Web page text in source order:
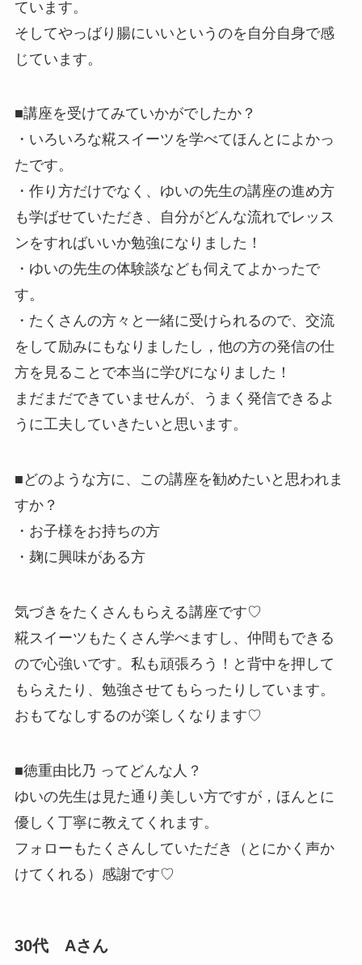
ています。
そしてやっばり腸にいいというのを自分自身で感
じています。
■講座を受けてみていかがでしたか？
・いろいろな糀スイーツを学べてほんとによかっ
たです。
・作り方だけでなく、ゆいの先生の講座の進め方
も学ばせていただき、自分がどんな流れでレッス
ンをすればいいか勉強になりました ！
・ゆいの先生の体験談なども伺えてよかったで
す。
・ たくさんの方々と一緒に受けられるので、交流
をして励みにもな りました し， 他の方の発信の仕
方を見ることで本当に学びになりま した！
まだまだできていませんが、うまく発信できるよ
うに工夫していき たいと思います。
■どのような方に、この講座を勧めたいと思われま
すか？
・お子様をお持ちの方
・麹に興味がある方
気づきをたくさんもらえる講座です♡
糀スイーツもたくさん学べますし、仲間もできる
ので心強いです。 私も頑張ろう！と背中を押して
もらえたり、勉強させてもらったり しています。
おもてなしするのが楽しくなります♡
■徳重由比乃 ってどんな人？
ゆいの先生は見た通り美しい方ですが，ほんとに
優しく丁寧に教え てくれます。
フォローもたくさんしていただき（とにかく声か
けてくれる）感謝です♡
30代 Aさん